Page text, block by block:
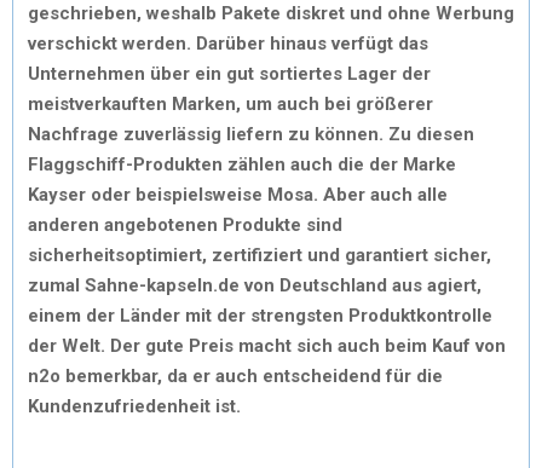
geschrieben, weshalb Pakete diskret und ohne Werbung
verschickt werden. Darüber hinaus verfügt das
Unternehmen über ein gut sortiertes Lager der
meistverkauften Marken, um auch bei größerer
Nachfrage zuverlässig liefern zu können. Zu diesen
Flaggschiff-Produkten zählen auch die der Marke
Kayser oder beispielsweise Mosa. Aber auch alle
anderen angebotenen Produkte sind
sicherheitsoptimiert, zertifiziert und garantiert sicher,
zumal Sahne-kapseln.de von Deutschland aus agiert,
einem der Länder mit der strengsten Produktkontrolle
der Welt. Der gute Preis macht sich auch beim Kauf von
n2o bemerkbar, da er auch entscheidend für die
Kundenzufriedenheit ist.